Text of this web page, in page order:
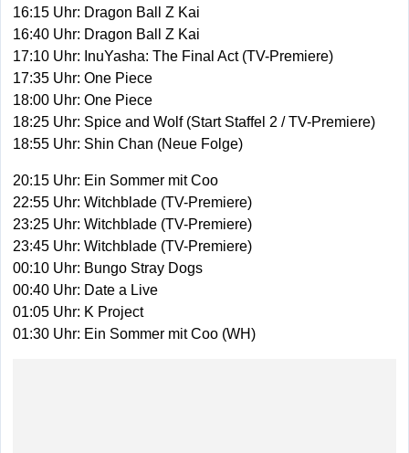
16:15 Uhr: Dragon Ball Z Kai
16:40 Uhr: Dragon Ball Z Kai
17:10 Uhr: InuYasha: The Final Act (TV-Premiere)
17:35 Uhr: One Piece
18:00 Uhr: One Piece
18:25 Uhr: Spice and Wolf (Start Staffel 2 / TV-Premiere)
18:55 Uhr: Shin Chan (Neue Folge)
20:15 Uhr: Ein Sommer mit Coo
22:55 Uhr: Witchblade (TV-Premiere)
23:25 Uhr: Witchblade (TV-Premiere)
23:45 Uhr: Witchblade (TV-Premiere)
00:10 Uhr: Bungo Stray Dogs
00:40 Uhr: Date a Live
01:05 Uhr: K Project
01:30 Uhr: Ein Sommer mit Coo (WH)